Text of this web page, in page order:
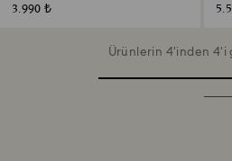
3.990 ₺
Ürünlerin 4'inden 4'i